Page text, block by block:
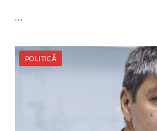
…
POLITICĂ